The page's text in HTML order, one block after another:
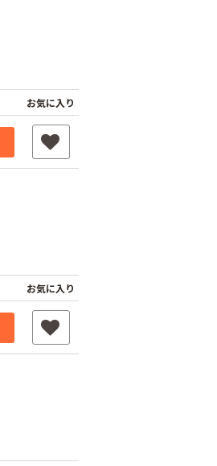
お気に入り
お気に入り